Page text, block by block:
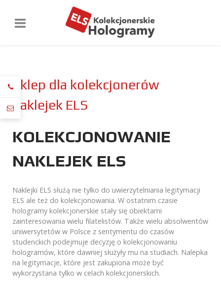
Sklep dla kolekcjonerów
naklejek ELS
KOLEKCJONOWANIE
NAKLEJEK ELS
Naklejki ELS służą nie tylko do uwierzytelniania legitymacji
ELS ale też do kolekcjonowania. W ostatnim czasie
hologramy kolekcjonerskie stały się obiektami
zainteresowania wielu filatelistów. Także wielu absolwentów
uniwersytetów w Polsce z sentymentu do czasów
studenckich podejmuje decyzję o kolekcjonowaniu
hologramów, które dawniej służyły mu na studiach. Nalepka
na legitymacje, które jest zakupiona może być
wykorzystana tylko w celach kolekcjonerskich.